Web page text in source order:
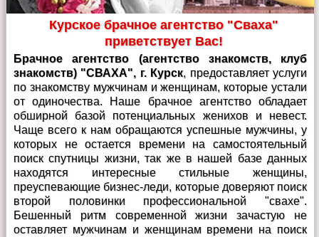
Курское брачное агентство "Сваха"
приветствует Вас!
Брачное агентство (агентство знакомств, клуб
знакомств) "СВАХА", г. Курск, предоставляет услуги
по знакомству мужчинам и женщинам, которые устали
от одиночества. Наше брачное агентство обладает
обширной базой потенциальных женихов и невест.
Чаще всего к нам обращаются успешные мужчины, у
которых не остается времени на самостоятельный
поиск спутницы жизни, так же в нашей базе данных
находятся интересные стильные женщины,
преуспевающие бизнес-леди, которые доверяют поиск
второй половинки профессиональной "свахе".
Бешенный ритм современной жизни зачастую не
оставляет мужчинам и женщинам времени на поиск